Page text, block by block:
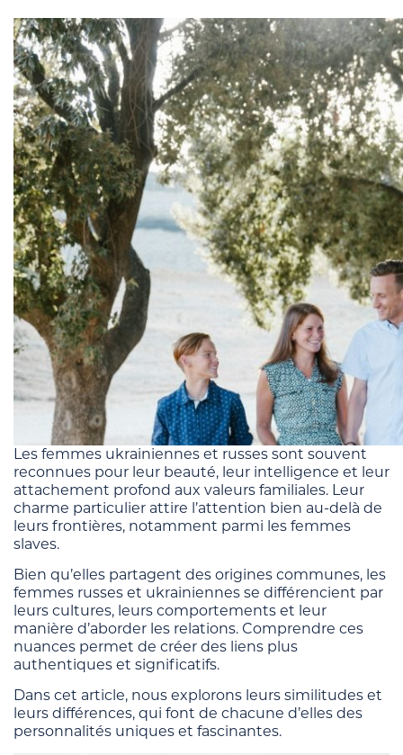
Les femmes ukrainiennes et russes sont souvent
reconnues pour leur beauté, leur intelligence et leur
attachement profond aux valeurs familiales. Leur
charme particulier attire l’attention bien au-delà de
leurs frontières, notamment parmi les femmes
slaves.
Bien qu’elles partagent des origines communes, les
femmes russes et ukrainiennes se différencient par
leurs cultures, leurs comportements et leur
manière d’aborder les relations. Comprendre ces
nuances permet de créer des liens plus
authentiques et significatifs.
Dans cet article, nous explorons leurs similitudes et
leurs différences, qui font de chacune d’elles des
personnalités uniques et fascinantes.